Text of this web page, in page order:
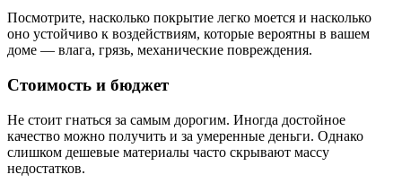
Посмотрите, насколько покрытие легко моется и насколько
оно устойчиво к воздействиям, которые вероятны в вашем
доме — влага, грязь, механические повреждения.
Стоимость и бюджет
Не стоит гнаться за самым дорогим. Иногда достойное
качество можно получить и за умеренные деньги. Однако
слишком дешевые материалы часто скрывают массу
недостатков.